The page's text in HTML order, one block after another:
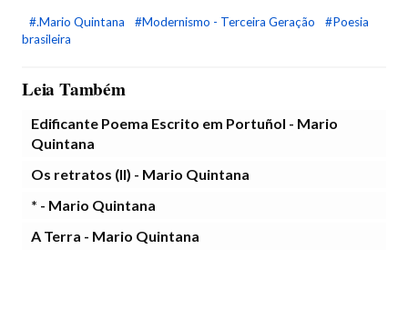
#.Mario Quintana #Modernismo - Terceira Geração
#Poesia
brasileira
Leia Também
Edificante Poema Escrito em Portuñol - Mario
Quintana
Os retratos (II) - Mario Quintana
* - Mario Quintana
A Terra - Mario Quintana